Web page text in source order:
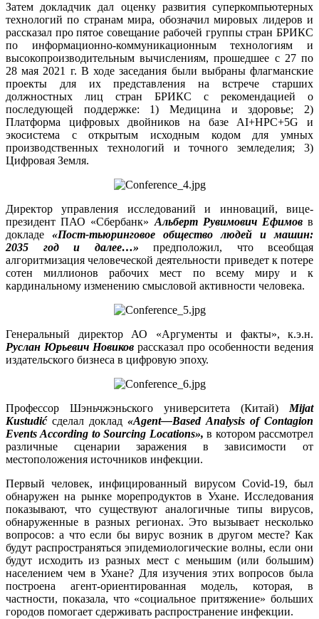
Затем докладчик дал оценку развития суперкомпьютерных
технологий по странам мира, обозначил мировых лидеров и
рассказал про пятое совещание рабочей группы стран БРИКС
по информационно-коммуникационным технологиям и
высокопроизводительным вычислениям, прошедшее с 27 по
28 мая 2021 г. В ходе заседания были выбраны флагманские
проекты для их представления на встрече старших
должностных лиц стран БРИКС с рекомендацией о
последующей поддержке: 1) Медицина и здоровье; 2)
Платформа цифровых двойников на базе AI+HPC+5G и
экосистема с открытым исходным кодом для умных
производственных технологий и точного земледелия; 3)
Цифровая Земля.
Директор управления исследований и инноваций, вице-
президент ПАО «Сбербанк»Альберт Рувимович Ефимовв
докладе «Пост-тьюринговое общество людей и машин:
2035 год и далее…» предположил, что всеобщая
алгоритмизация человеческой деятельности приведет к потере
сотен миллионов рабочих мест по всему миру и к
кардинальному изменению смысловой активности человека.
Генеральный директор АО «Аргументы и факты», к.э.н.
Руслан Юрьевич Новиков рассказал про особенности ведения
издательского бизнеса в цифровую эпоху.
Профессор Шэньчжэньского университета (Китай)Mijat
Kustudić сделал доклад «Agent—Based Analysis of Contagion
Events According to Sourcing Locations», в котором рассмотрел
различные сценарии заражения в зависимости от
местоположения источников инфекции.
Первый человек, инфицированный вирусом Covid-19, был
обнаружен на рынке морепродуктов в Ухане. Исследования
показывают, что существуют аналогичные типы вирусов,
обнаруженные в разных регионах. Это вызывает несколько
вопросов: а что если бы вирус возник в другом месте? Как
будут распространяться эпидемиологические волны, если они
будут исходить из разных мест с меньшим (или большим)
населением чем в Ухане? Для изучения этих вопросов была
построена агент-ориентированная модель, которая, в
частности, показала, что «социальное притяжение» больших
городов помогает сдерживать распространение инфекции.